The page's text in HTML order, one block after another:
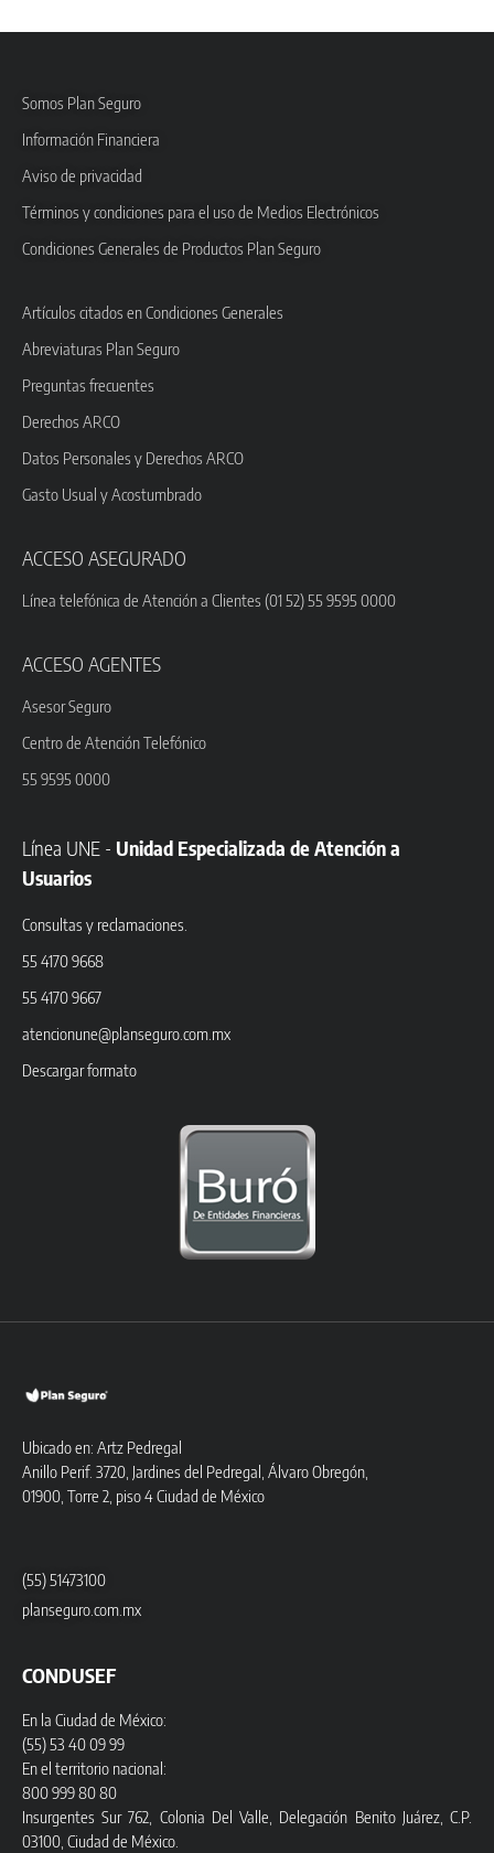
Somos Plan Seguro
Información Financiera
Aviso de privacidad
Términos y condiciones para el uso de Medios Electrónicos
Condiciones Generales de Productos Plan Seguro
Artículos citados en Condiciones Generales
Abreviaturas Plan Seguro
Preguntas frecuentes
Derechos ARCO
Datos Personales y Derechos ARCO
Gasto Usual y Acostumbrado
ACCESO ASEGURADO
Línea telefónica de Atención a Clientes (01 52) 55 9595 0000
ACCESO AGENTES
Asesor Seguro
Centro de Atención Telefónico
55 9595 0000
Línea UNE - Unidad Especializada de Atención a
Usuarios
Consultas y reclamaciones.
55 4170 9668
55 4170 9667
atencionune@planseguro.com.mx
Descargar formato
Ubicado en: Artz Pedregal
Anillo Perif. 3720, Jardines del Pedregal, Álvaro Obregón,
01900, Torre 2, piso 4 Ciudad de México
(55) 51473100
planseguro.com.mx
CONDUSEF
En la Ciudad de México:
(55) 53 40 09 99
En el territorio nacional:
800 999 80 80
Insurgentes Sur 762, Colonia Del Valle, Delegación Benito Juárez, C.P.
03100, Ciudad de México.